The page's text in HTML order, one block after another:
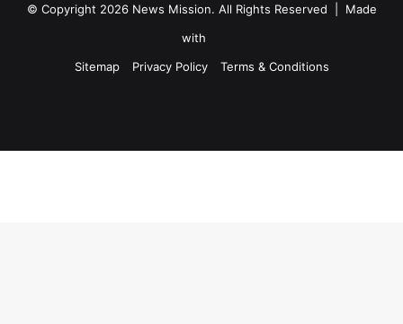
© Copyright 2026 News Mission. All Rights Reserved | Made
with
Sitemap
Privacy Policy Terms & Conditions